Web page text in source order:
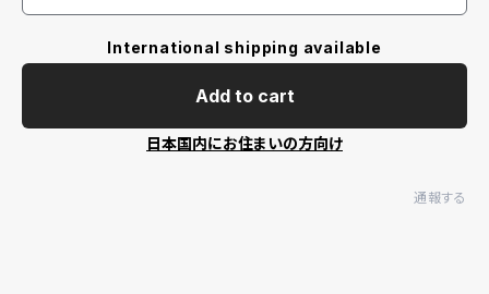
International shipping available
Add to cart
日本国内にお住まいの方向け
通報する